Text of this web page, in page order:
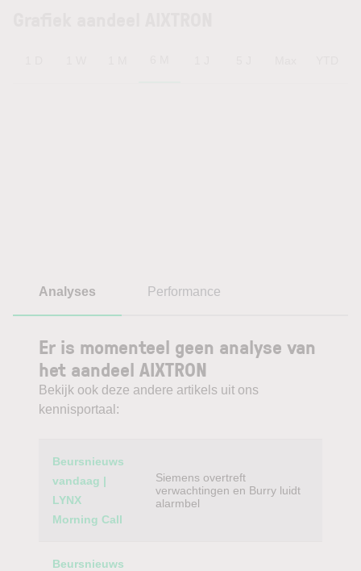
Analyses Performance
Er is momenteel geen analyse van
het aandeel AIXTRON
Bekijk ook deze andere artikels uit ons
kennisportaal:
Category
Beursnieuws
vandaag |
LYNX
Morning Call
Siemens overtreft
verwachtingen en Burry luidt
alarmbel
Beursnieuws